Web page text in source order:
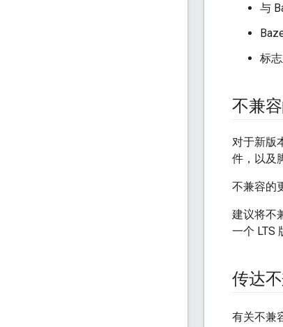
与
标
不兼
对于新版
件，以及
不兼容的
建议将不
一个 LTS
传达
有关不兼